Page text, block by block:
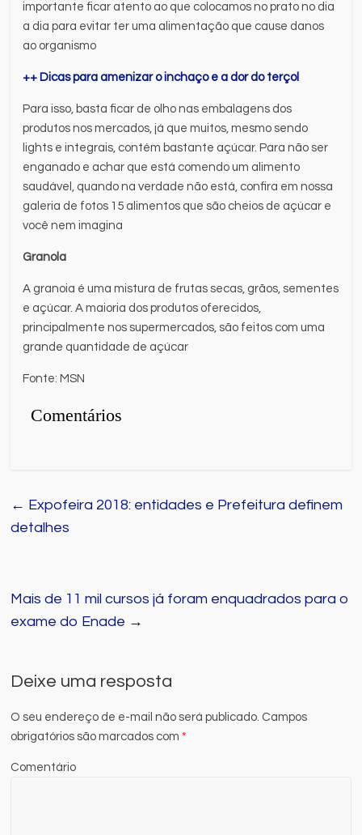
importante ficar atento ao que colocamos no prato no dia
a dia para evitar ter uma alimentação que cause danos
ao organismo
++ Dicas para amenizar o inchaço e a dor do terçol
Para isso, basta ficar de olho nas embalagens dos
produtos nos mercados, já que muitos, mesmo sendo
lights e integrais, contém bastante açúcar. Para não ser
enganado e achar que está comendo um alimento
saudável, quando na verdade não está, confira em nossa
galeria de fotos 15 alimentos que são cheios de açúcar e
você nem imagina
Granola
A granoia é uma mistura de frutas secas, grãos, sementes
e açúcar. A maioria dos produtos oferecidos,
principalmente nos supermercados, são feitos com uma
grande quantidade de açúcar
Fonte: MSN
Comentários
← Expofeira 2018: entidades e Prefeitura definem
detalhes
Mais de 11 mil cursos já foram enquadrados para o
exame do Enade →
Deixe uma resposta
O seu endereço de e-mail não será publicado. Campos
obrigatórios são marcados com*
Comentário